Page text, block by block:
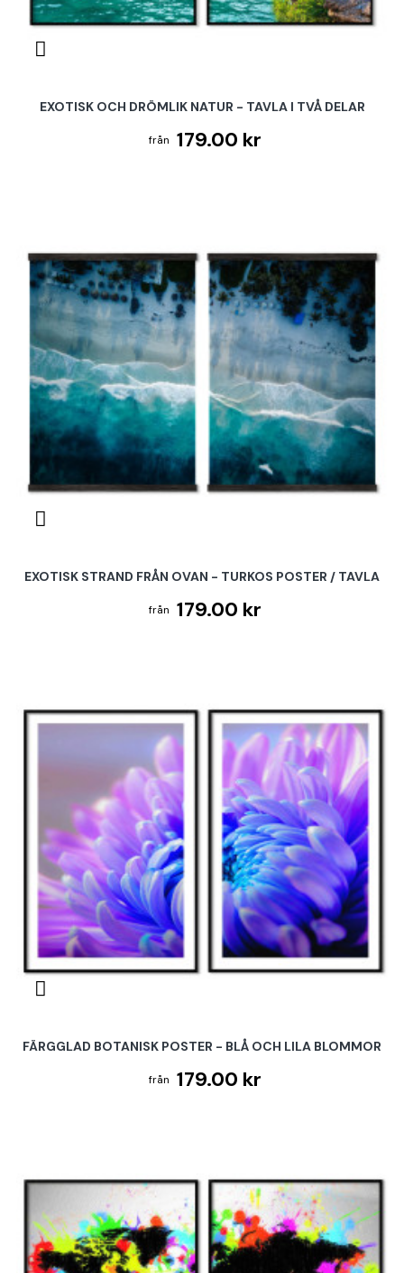
EXOTISK OCH DRÖMLIK NATUR - TAVLA I TVÅ DELAR
179.00 kr
EXOTISK STRAND FRÅN OVAN - TURKOS POSTER / TAVLA
179.00 kr
FÄRGGLAD BOTANISK POSTER - BLÅ OCH LILA BLOMMOR
179.00 kr